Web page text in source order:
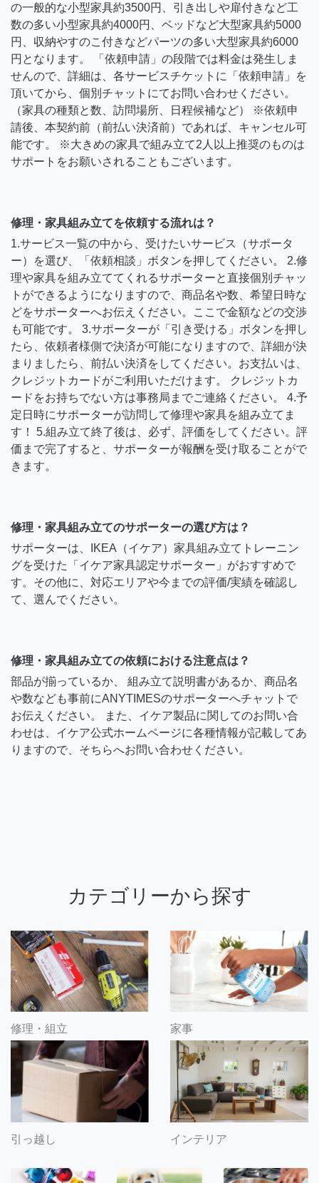
の一般的な小型家具約3500円、引き出しや扉付きなど工
数の多い小型家具約4000円、ベッドなど大型家具約5000
円、収納やすのこ付きなどパーツの多い大型家具約6000
円となります。 「依頼申請」の段階では料金は発生しま
せんので、詳細は、各サービスチケットに「依頼申請」を
頂いてから、個別チャットにてお問い合わせください。
（家具の種類と数、訪問場所、日程候補など） ※依頼申
請後、本契約前（前払い決済前）であれば、キャンセル可
能です。 ※大きめの家具で組み立て2人以上推奨のものは
サポートをお願いされることもございます。
修理・家具組み立てを依頼する流れは？
1.サービス一覧の中から、受けたいサービス（サポータ
ー）を選び、「依頼相談」ボタンを押してください。 2.修
理や家具を組み立ててくれるサポーターと直接個別チャッ
トができるようになりますので、商品名や数、希望日時な
どをサポーターへお伝えください。ここで金額などの交渉
も可能です。 3.サポーターが「引き受ける」ボタンを押し
たら、依頼者様側で決済が可能になりますので、詳細が決
まりましたら、前払い決済をしてください。お支払いは、
クレジットカードがご利用いただけます。 クレジットカ
ードをお持ちでない方は事務局までご連絡ください。 4.予
定日時にサポーターが訪問して修理や家具を組み立てま
す！ 5.組み立て終了後は、必ず、評価をしてください。評
価まで完了すると、サポーターが報酬を受け取ることがで
きます。
修理・家具組み立てのサポーターの選び方は？
サポーターは、IKEA（イケア）家具組み立てトレーニン
グを受けた「イケア家具認定サポーター」がおすすめで
す。その他に、対応エリアや今までの評価/実績を確認し
て、選んでください。
修理・家具組み立ての依頼における注意点は？
部品が揃っているか、 組み立て説明書があるか、商品名
や数なども事前にANYTIMESのサポーターへチャットで
お伝えください。 また、イケア製品に関してのお問い合
わせは、イケア公式ホームページに各種情報が記載してあ
りますので、そちらへお問い合わせください。
カテゴリーから探す
修理・組立 家事
引っ越し インテリア